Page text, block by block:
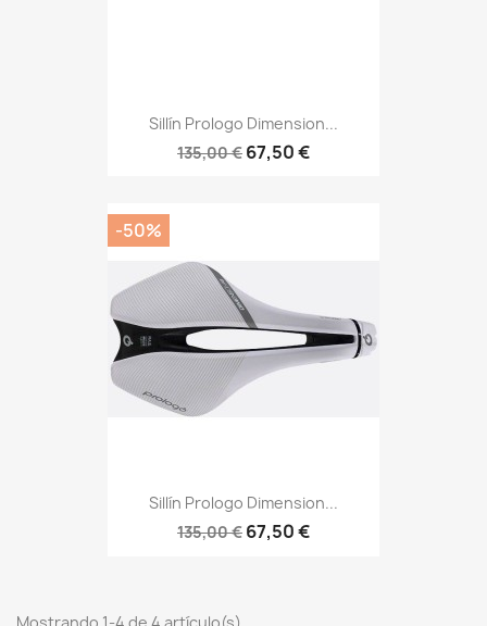
Sillín Prologo Dimension...
135,00 € 67,50 €
Sillín Prologo Dimension...
135,00 € 67,50 €
-50%
Mostrando 1-4 de 4 artículo(s)